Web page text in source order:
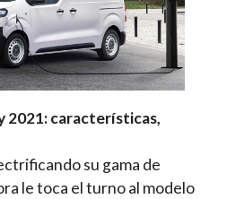
2021: características,
su gama de
le toca el turno al modelo